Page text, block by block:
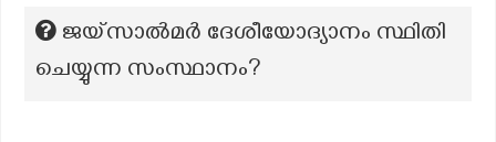
ജയ്സാൽമർ ദേശീയോദ്യാനം സ്ഥിതി
ചെയ്യുന്ന സംസ്ഥാനം?